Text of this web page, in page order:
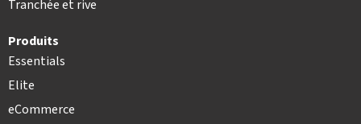
Tranchée et rive
Produits
Essentials
Elite
eCommerce